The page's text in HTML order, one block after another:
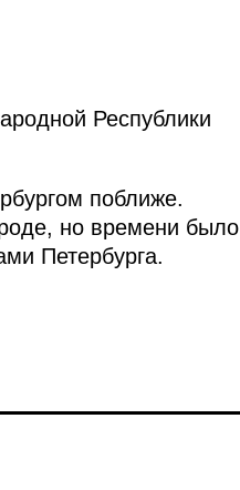
Республики
поближе.
но времени было
Петербурга.